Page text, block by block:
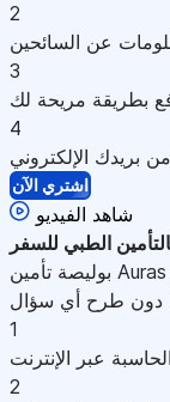
2
عن السائحين
3
بطريقة مريحة لك
4
بريدك الإلكتروني
اشتري الآن
شاهد الفيديو
التأمين الطبي للسفر
بوليصة تأمين Auras مدعومة بضمان استرداد الأموال بنسبة لمدة
1
عبر الإنترنت
2